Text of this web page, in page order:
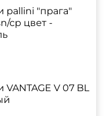
pallini "прага"
cp цвет -
V 07 BL